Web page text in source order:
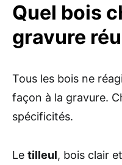
Quel bois
gravure
Tous les bois ne
façon à la gravure.
spécificités.
Le tilleul, bois clair